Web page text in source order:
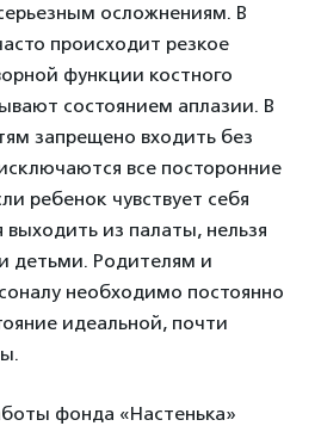
осложнениям. В
происходит резкое
функции костного
состоянием аплазии. В
запрещено входить без
все посторонние
ребенок чувствует себя
из палаты, нельзя
детьми. Родителям и
необходимо постоянно
идеальной, почти
фонда «Настенька»